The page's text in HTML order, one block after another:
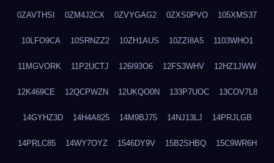
0ZAVTHSI 0ZM4J2CX 0ZVYGAG2 0ZXS0PVO 105XMS37
10LFO9CA 10SRNZZ2 10ZH1AUS 10ZZI8A5 1103WHO1
11MGVORK 11P2UCTJ 126I93O6 12FS3WHV 12HZ1JWW
12K469CE 12QCPWZN 12UKQO0N 133P7UOC 13COV7L8
14GYHZ3D 14H4A825 14M9BJ75 14NJ13LJ 14PRJLGB
14PRLC85 14WY7OYZ 1546DY9V 15B2SHBQ 15C9WR6H